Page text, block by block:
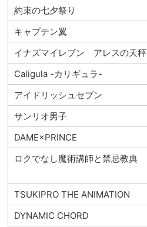
約束の七夕祭り
キャプテン翼
イナズマイレブン アレスの天秤
Caligula -カリギュラ-
アイドリッシュセブン
サンリオ男子
DAME×PRINCE
ロクでなし魔術講師と禁忌教典
TSUKIPRO THE ANIMATION
DYNAMIC CHORD